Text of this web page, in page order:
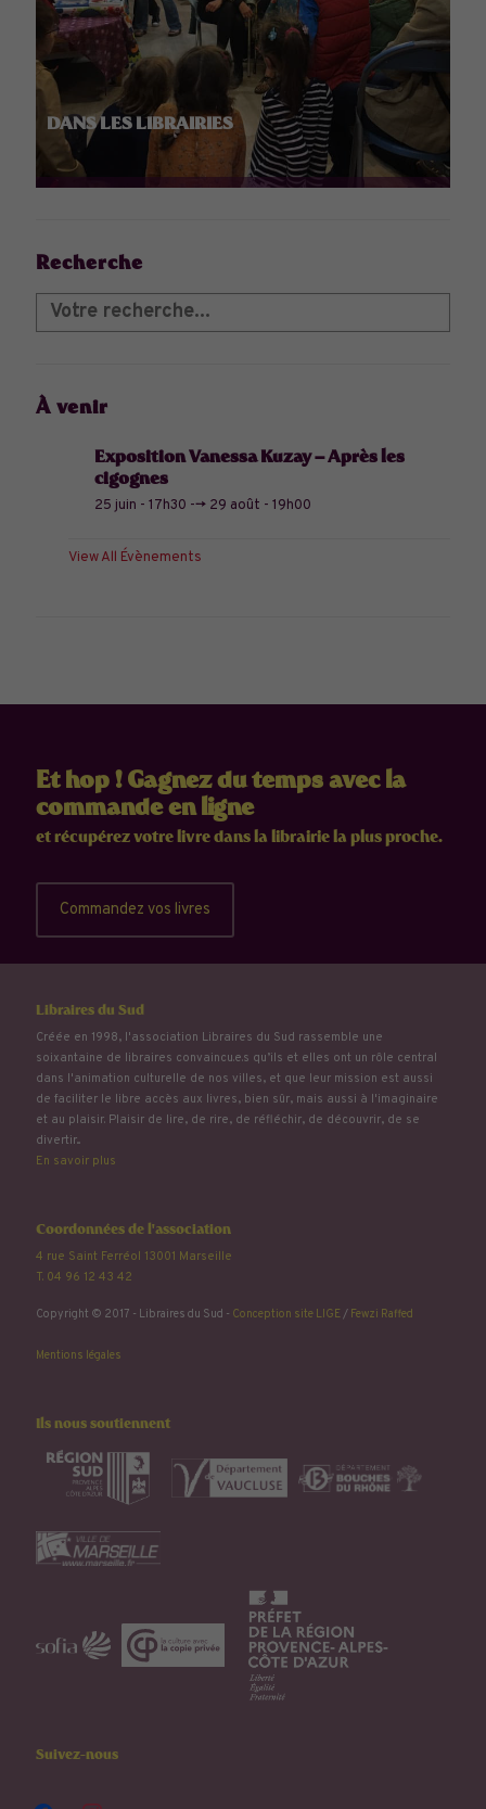
DANS LES LIBRAIRIES
Recherche
À venir
Exposition Vanessa Kuzay – Après les
cigognes
25 juin - 17h30 --> 29 août - 19h00
View All Évènements
Et hop ! Gagnez du temps avec la
commande en ligne
et récupérez votre livre dans la librairie la plus proche.
Commandez vos livres
Libraires du Sud
Créée en 1998, l'association Libraires du Sud rassemble une
soixantaine de libraires convaincu.e.s qu’ils et elles ont un rôle central
dans l'animation culturelle de nos villes, et que leur mission est aussi
de faciliter le libre accès aux livres, bien sûr, mais aussi à l'imaginaire
et au plaisir. Plaisir de lire, de rire, de réfléchir, de découvrir, de se
divertir...
En savoir plus
Coordonnées de l'association
4 rue Saint Ferréol 13001 Marseille
T. 04 96 12 43 42
Copyright © 2017 - Libraires du Sud - Conception site LIGE / Fewzi Raffed
Mentions légales
Ils nous soutiennent
Suivez-nous
facebookinstagram